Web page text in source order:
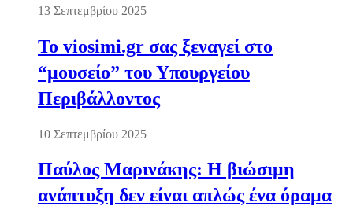
13 Σεπτεμβρίου 2025
Το viosimi.gr σας ξεναγεί στο
“μουσείο” του Υπουργείου
Περιβάλλοντος
10 Σεπτεμβρίου 2025
Παύλος Μαρινάκης: Η βιώσιμη
ανάπτυξη δεν είναι απλώς ένα όραμα